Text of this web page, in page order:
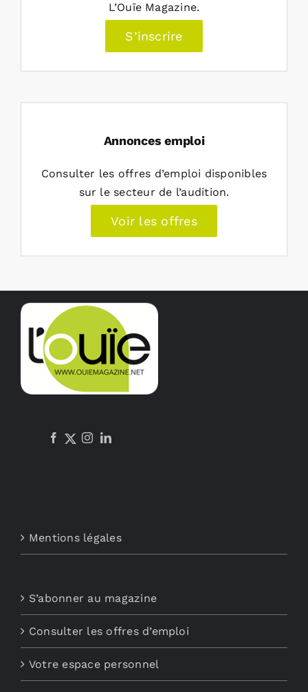
L’Ouïe Magazine.
S’inscrire
Annonces emploi
Consulter les offres d’emploi disponibles
sur le secteur de l’audition.
Voir les offres
Mentions légales
S’abonner au magazine
Consulter les offres d’emploi
Votre espace personnel